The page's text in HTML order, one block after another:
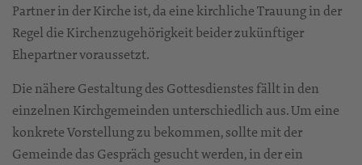
Partner in der Kirche ist, da eine kirchliche Trauung in der
Regel die Kirchenzugehörigkeit beider zukünftiger
Ehepartner voraussetzt.
Die nähere Gestaltung des Gottesdienstes fällt in den
einzelnen Kirchgemeinden unterschiedlich aus. Um eine
konkrete Vorstellung zu bekommen, sollte mit der
Gemeinde das Gespräch gesucht werden, in der ein